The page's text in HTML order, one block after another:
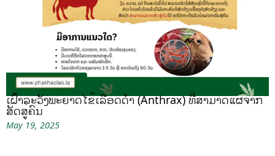
ເຝົ້າລະວັງພະຍາດໄຂ້ເລືອດດຳ (Anthrax) ທີ່ສາມາດແຜ່ຈາກ
ສັດສູ່ຄົນ
May 19, 2025